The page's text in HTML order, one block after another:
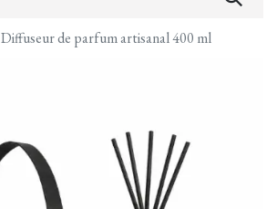
Diffuseur de parfum artisanal 400 ml